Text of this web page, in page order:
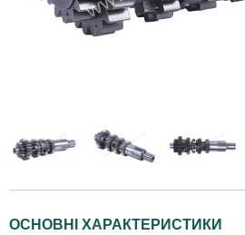
ОСНОВНІ ХАРАКТЕРИСТИКИ